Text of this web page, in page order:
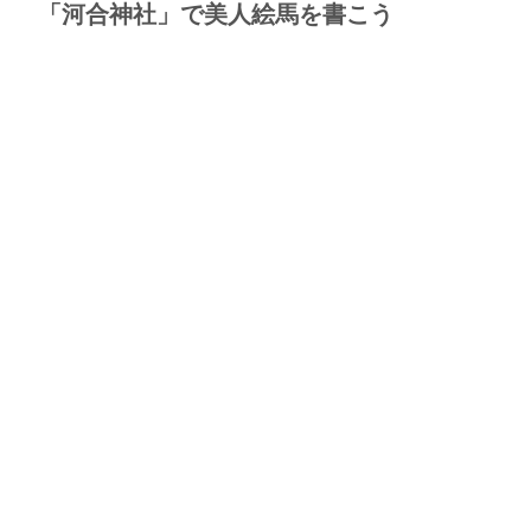
「河合神社」で美人絵馬を書こう